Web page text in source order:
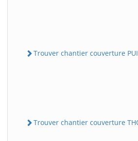
Trouver chantier couverture
Trouver chantier couverture